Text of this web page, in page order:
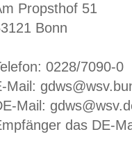
Propsthof 51
Bonn
0228/7090-0
Mail:
Mail:
das DE-